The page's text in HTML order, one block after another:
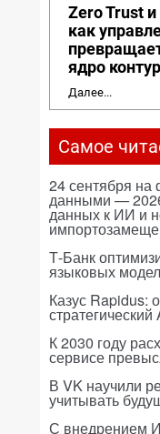
Zero Trust
как
ядро
Далее...
Самое
24 сентября
данными —
данных к ИИ и
Т-Банк
языковых
Казус Rapidus:
стратегический
К 2030 году
сервисе
В VK научили
учитывать
С внедрением